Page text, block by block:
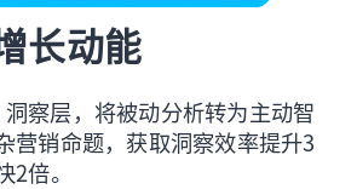
长动能
察层，将被动分析转为主动智
营销命题，获取洞察效率提升3
倍。